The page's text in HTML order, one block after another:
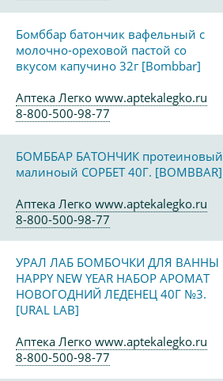
Бомббар батончик вафельный с
молочно-ореховой пастой со
вкусом капучино 32г [Bombbar]
Аптека Легко www.aptekalegko.ru
8-800-500-98-77
БОМББАР БАТОНЧИК протеиновый
малиноый СОРБЕТ 40Г. [BOMBBAR]
Аптека Легко www.aptekalegko.ru
8-800-500-98-77
УРАЛ ЛАБ БОМБОЧКИ ДЛЯ ВАННЫ
HAPPY NEW YEAR НАБОР АРОМАТ
НОВОГОДНИЙ ЛЕДЕНЕЦ 40Г №3.
[URAL LAB]
Аптека Легко www.aptekalegko.ru
8-800-500-98-77